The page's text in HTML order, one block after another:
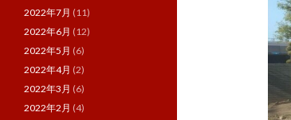
2022年7月 (11)
2022年6月 (12)
2022年5月 (6)
2022年4月 (2)
2022年3月 (6)
2022年2月 (4)